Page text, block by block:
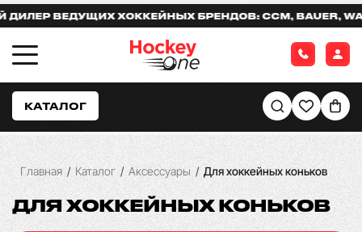
ХОККЕЙНЫХ БРЕНДОВ: CCM, BAUER, WARRIOR,
КАТАЛОГ
Главная / Каталог / Аксессуары / Для хоккейных коньков
ДЛЯ ХОККЕЙНЫХ КОНЬКОВ